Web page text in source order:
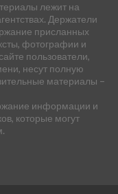
лежит на
Держатели
присланных
фотографии и
пользователи,
несут полную
материалы –
информации и
которые могут